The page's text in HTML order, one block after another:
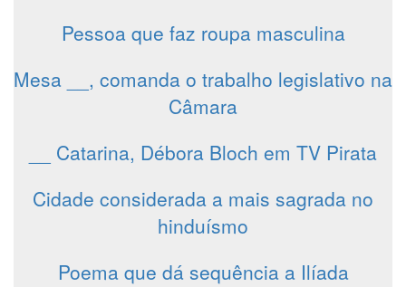
Pessoa que faz roupa masculina
Mesa __, comanda o trabalho legislativo na
Câmara
__ Catarina, Débora Bloch em TV Pirata
Cidade considerada a mais sagrada no
hinduísmo
Poema que dá sequência a Ilíada